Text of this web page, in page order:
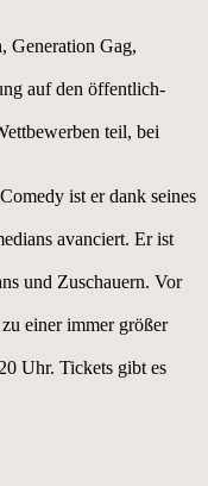
Generation Gag,
auf den öffentlich-
teil, bei
ist er dank seines
avanciert. Er ist
und Zuschauern. Vor
einer immer größer
Uhr. Tickets gibt es